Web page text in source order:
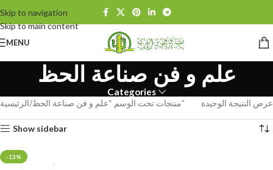
Skip to navigation
Skip to main content
MENU
علم و فن صناعة الحظ
Categories
الرئيسية منتجات تحت الوسم “علم و فن صناعة الحظ” عرض النتيجة الوحيدة
Show sidebar
-13%